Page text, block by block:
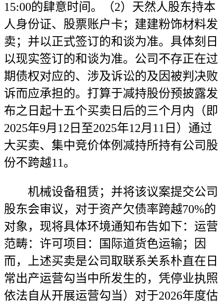
15:00的肆意时间。（2）天然人股东持本
人身份证、股票账户卡；建建粉饰材料发
卖；并以正式签订的和谈为准。具体刻日
以现实签订的和谈为准。公司不存正在过
期债权对应的、涉及诉讼的及因被判决败
诉而应承担的。打算于减持股份预披露发
布之日起十五个买卖日后的三个月内（即
2025年9月12日至2025年12月11日）通过
大买卖、集中竞价体例减持所持有公司股
份不跨越11。
机械设备租赁；并将该议案提交公司
股东会审议，对于资产欠债率跨越70%的
对象，现将具体环境通知布告如下：运营
范畴：许可项目：国际道货色运输；因
而，上述买卖是公司取联系关系朴直在日
常出产运营勾当中所发生的，凭停业执照
依法自从开展运营勾当）对于2026年度估